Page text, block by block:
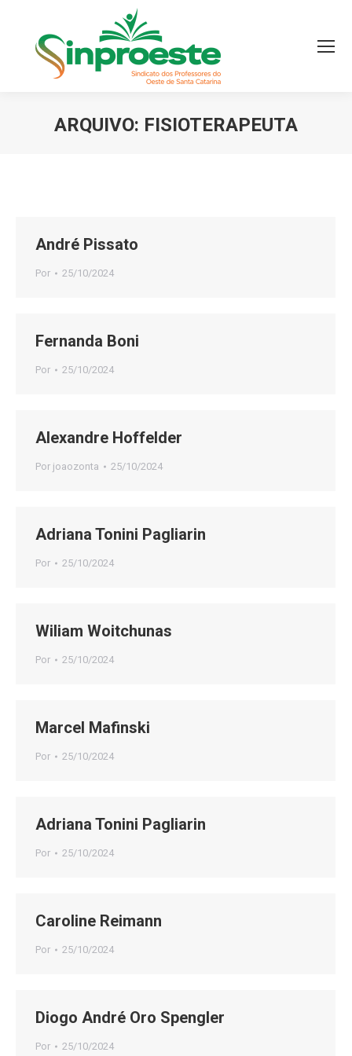
ARQUIVO: FISIOTERAPEUTA
André Pissato
Por 25/10/2024
Fernanda Boni
Por 25/10/2024
Alexandre Hoffelder
Por joaozonta 25/10/2024
Adriana Tonini Pagliarin
Por 25/10/2024
Wiliam Woitchunas
Por 25/10/2024
Marcel Mafinski
Por 25/10/2024
Adriana Tonini Pagliarin
Por 25/10/2024
Caroline Reimann
Por 25/10/2024
Diogo André Oro Spengler
Por 25/10/2024